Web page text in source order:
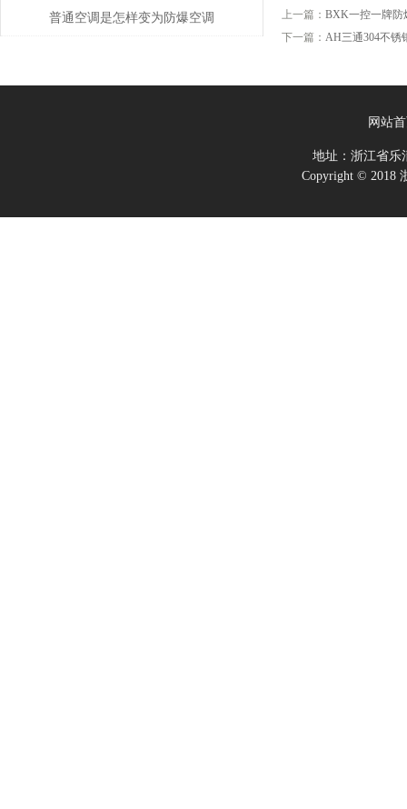
上一篇： BXK一控一牌防
下一篇： AH三通304不锈
普通空调是怎样变为防爆空调
网站
地址：浙江省
Copyright © 2018